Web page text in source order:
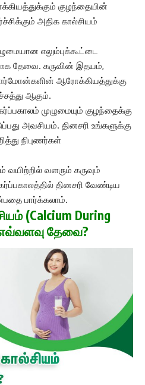
குழந்தையின்
அதிக கால்சியம்
எலும்புக்கூட்டை
தேவை. கருவின் இதயம்,
ஆரோக்கியத்துக்கு
ஆகும்.
முழுமையும் குழந்தைக்கு
அவசியம். தினசரி உங்களுக்கு
நிபுணர்கள்
வளரும் கருவும்
தினசரி வேண்டிய
பார்க்கலாம்.
(Calcium During
தேவை?